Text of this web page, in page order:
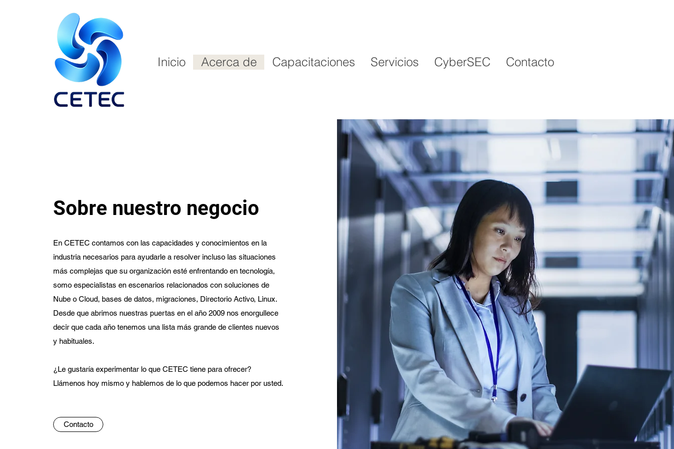
Inicio Acerca de Capacitaciones Servicios CyberSEC Contacto
Sobre nuestro negocio
En CETEC contamos con las capacidades y conocimientos en la
industria necesarios para ayudarle a resolver incluso las situaciones
más complejas que su organización esté enfrentando en tecnología,
somo especialistas en escenarios relacionados con soluciones de
Nube o Cloud, bases de datos, migraciones, Directorio Activo, Linux.
Desde que abrimos nuestras puertas en el año 2009 nos enorgullece
decir que cada año tenemos una lista más grande de clientes nuevos
y habituales.
¿Le gustaría experimentar lo que CETEC tiene para ofrecer?
Llámenos hoy mismo y hablemos de lo que podemos hacer por usted.
Contacto